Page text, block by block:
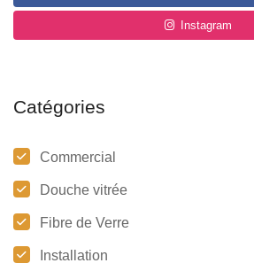
Instagram
Catégories
Commercial
Douche vitrée
Fibre de Verre
Installation